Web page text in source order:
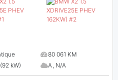
80 061 KM
cc
kW) A, N/A